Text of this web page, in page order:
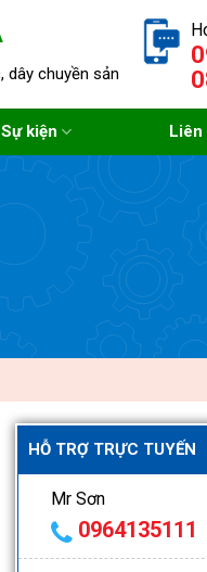
dây chuyền sản
kiện Liên
HỖ TRỢ TRỰC TUYẾN
Mr Sơn
0964135111